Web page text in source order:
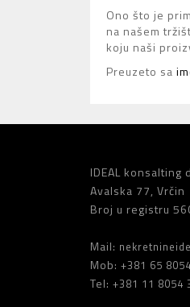
Ono što je
na našem
koju naši
Preuzeto sa
IDEAL konsalting
Avalska 77, Vrčin
Broj u registru
Mail:
Mob: +381 65
Tel: +381 11 8054